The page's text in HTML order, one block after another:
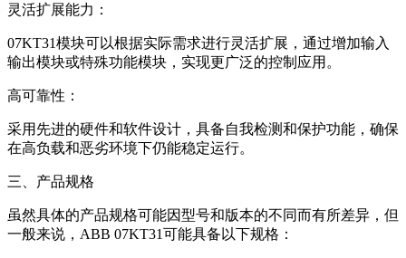
灵活扩展能力：
07KT31模块可以根据实际需求进行灵活扩展，通过增加输入
输出模块或特殊功能模块，实现更广泛的控制应用。
高可靠性：
采用先进的硬件和软件设计，具备自我检测和保护功能，确保
在高负载和恶劣环境下仍能稳定运行。
三、产品规格
虽然具体的产品规格可能因型号和版本的不同而有所差异，但
一般来说，ABB 07KT31可能具备以下规格：